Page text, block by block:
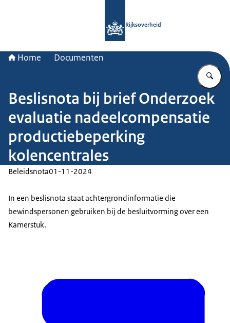
Rijksoverheid
Home Documenten
Beslisnota bij brief Onderzoek
evaluatie nadeelcompensatie
productiebeperking
kolencentrales
Beleidsnota01-11-2024
In een beslisnota staat achtergrondinformatie die
bewindspersonen gebruiken bij de besluitvorming over een
Kamerstuk.